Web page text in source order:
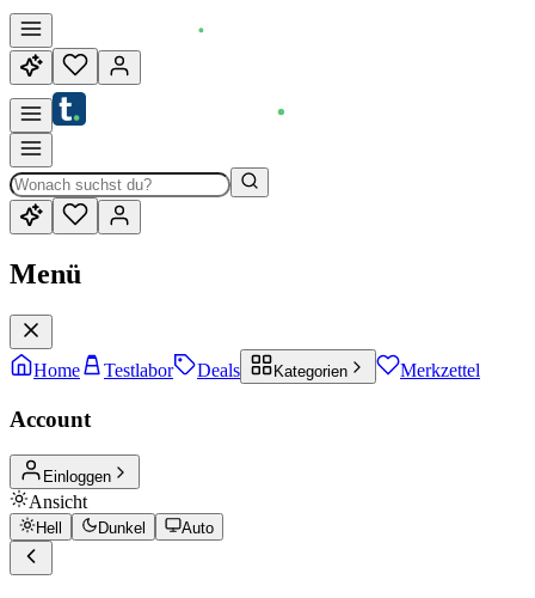
Menü
Home Testlabor Deals Kategorien Merkzettel
Account
Einloggen
Ansicht
Hell Dunkel Auto